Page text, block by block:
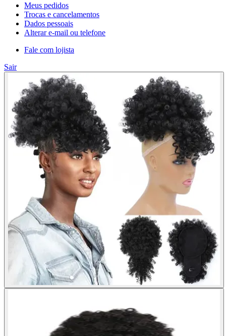
Meus pedidos
Trocas e cancelamentos
Dados pessoais
Alterar e-mail ou telefone
Fale com lojista
Sair